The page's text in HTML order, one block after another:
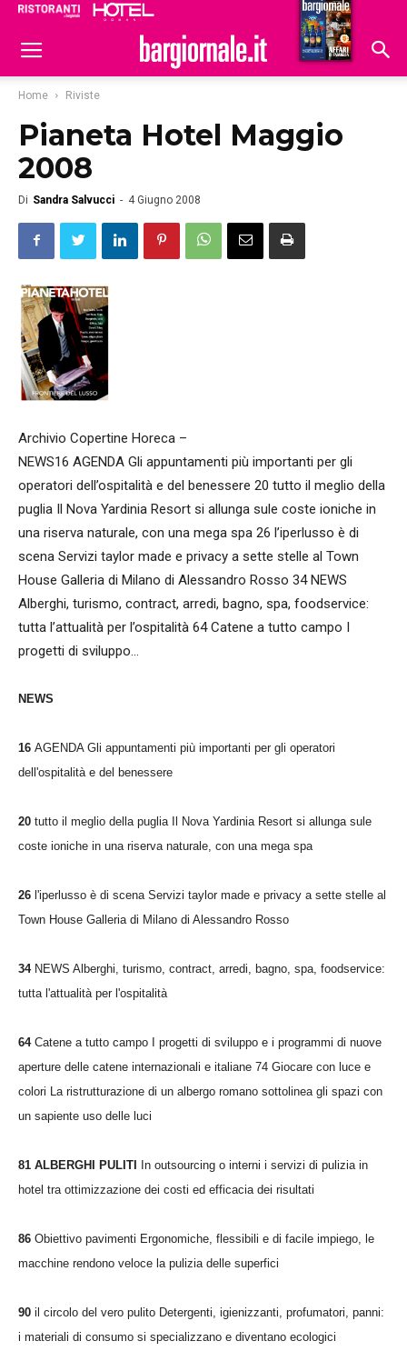
Hoteldomani
Home Riviste
Pianeta Hotel Maggio
2008
Di Sandra Salvucci - 4 Giugno 2008
Archivio Copertine Horeca –
NEWS16 AGENDA Gli appuntamenti più importanti per gli
operatori dell’ospitalità e del benessere 20 tutto il meglio della
puglia Il Nova Yardinia Resort si allunga sule coste ioniche in
una riserva naturale, con una mega spa 26 l’iperlusso è di
scena Servizi taylor made e privacy a sette stelle al Town
House Galleria di Milano di Alessandro Rosso 34 NEWS
Alberghi, turismo, contract, arredi, bagno, spa, foodservice:
tutta l’attualità per l’ospitalità 64 Catene a tutto campo I
progetti di sviluppo…
NEWS
16 AGENDA Gli appuntamenti più importanti per gli operatori
dell'ospitalità e del benessere
20 tutto il meglio della puglia Il Nova Yardinia Resort si allunga sule
coste ioniche in una riserva naturale, con una mega spa
26 l'iperlusso è di scena Servizi taylor made e privacy a sette stelle al
Town House Galleria di Milano di Alessandro Rosso
34NEWS Alberghi, turismo, contract, arredi, bagno, spa, foodservice:
tutta l'attualità per l'ospitalità
64Catene a tutto campo I progetti di sviluppo e i programmi di nuove
aperture delle catene internazionali e italiane 74 Giocare con luce e
colori La ristrutturazione di un albergo romano sottolinea gli spazi con
un sapiente uso delle luci
81 ALBERGHI PULITI
In outsourcing o interni i servizi di pulizia in
hotel tra ottimizzazione dei costi ed efficacia dei risultati
86 Obiettivo pavimenti Ergonomiche, flessibili e di facile impiego, le
macchine rendono veloce la pulizia delle superfici
90 il circolo del vero pulito Detergenti, igienizzanti, profumatori, panni:
i materiali di consumo si specializzano e diventano ecologici